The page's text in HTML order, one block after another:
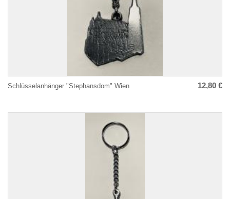
Schlüsselanhänger "Stephansdom" Wien 12,80 €